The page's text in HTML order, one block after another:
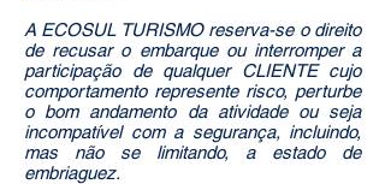
A ECOSUL TURISMO reserva-se o direito
de recusar o embarque ou interromper a
participação de qualquer CLIENTE cujo
comportamento represente risco, perturbe
o bom andamento da atividade ou seja
incompatível com a segurança, incluindo,
mas não se limitando, a estado de
embriaguez.